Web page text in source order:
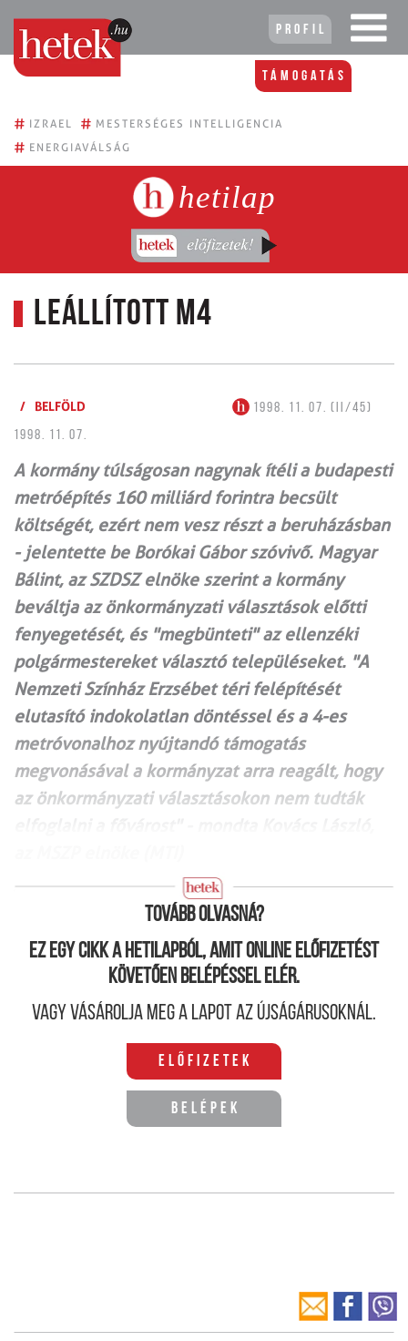
Profil
Támogatás
# IZRAEL # MESTERSÉGES INTELLIGENCIA
# ENERGIAVÁLSÁG
hetilap
Leállított M4
/ BELFÖLD
1998. 11. 07. (II/45)
1998. 11. 07.
A kormány túlságosan nagynak ítéli a budapesti
metróépítés 160 milliárd forintra becsült
költségét, ezért nem vesz részt a beruházásban
- jelentette be Borókai Gábor szóvivő. Magyar
Bálint, az SZDSZ elnöke szerint a kormány
beváltja az önkormányzati választások előtti
fenyegetését, és "megbünteti" az ellenzéki
polgármestereket választó településeket. "A
Nemzeti Színház Erzsébet téri felépítését
elutasító indokolatlan döntéssel és a 4-es
metróvonalhoz nyújtandó támogatás
megvonásával a kormányzat arra reagált, hogy
az önkormányzati választásokon nem tudták
Tovább olvasná?
Ez egy cikk a hetilapból, amit online előfizetést
követően belépéssel elér.
Vagy vásárolja meg a lapot az újságárusoknál.
Előfizetek
Belépek